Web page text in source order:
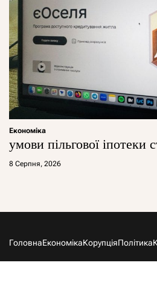
Економіка
умови пільгової іпотеки
8 Серпня, 2026
ГоловнаЕкономікаКорупціяПолітика